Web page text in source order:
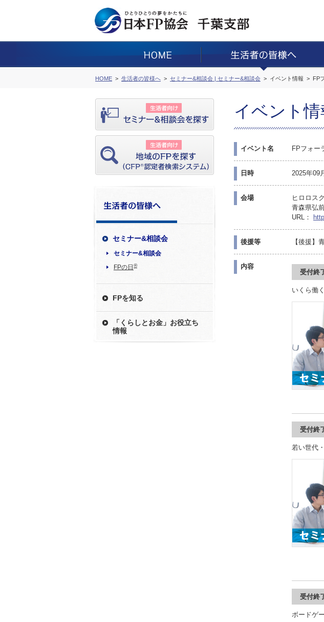
HOME 生活者の皆様へ セミナー&相談会 | セミナー&相談会 イベント情報 FP
セミナー&相談会
セミナー&相談会
FPの日 ®
FPを知る
「くらしとお金」お役立ち
情報
イベント情
イベント名 FPフォー
日時 2025年09
会場
ヒロロス
青森県弘
URL：
後援等 【後援】
内容
受付終
いくら働
受付終
若い世代
受付終
ボードゲ